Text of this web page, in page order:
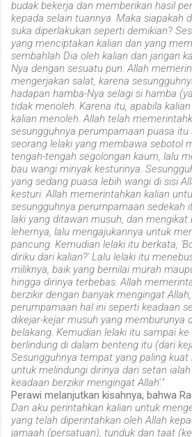
budak bekerja dan memberikan hasil
kepada selain tuannya. Maka siapakah
suka diperlakukan seperti demikian?
yang menciptakan kalian dan yang
sembahlah Dia oleh kalian dan jangan
Nya dengan sesuatu pun. Allah
mengerjakan salat, karena
hadapan hamba-Nya selagi si hamba
tidak menoleh. Karena itu, apabila
kalian menoleh. Allah telah
sesungguhnya perumpamaan puasa itu
seorang lelaki yang membawa sebotol
tengah-tengah segolongan kaum, lalu
bau wangi minyak kesturinya.
yang sedang puasa lebih wangi di sisi
kesturi. Allah memerintahkan kalian
sesungguhnya perurnpamaan sedekah
laki yang ditawan musuh, dan mengikat
lehernya, lalu mengajukannya untuk
pancung. Kemudian lelaki itu berkata,
diriku dari kalian?' Lalu lelaki itu
miliknya, baik yang bernilai murah
hingga dirinya terbebas. Allah
berzikir dengan banyak mengingat
perurnpamaan hal ini seperti keadaan
dikejar-kejar musuh yang memburunya
belakang. Kemudian lelaki itu sampai
berlindung di dalam benteng itu (dari
Sesungguhnya tempat yang paling
untuk melindungi dirinya dari setan
keadaan berzikir mengingat Allah'."
Perawi melanjutkan kisahnya, bahwa
Dan aku perintahkan kalian untuk
yang telah diperintahkan oleh Allah
jamaah (persatuan), tunduk dan taat